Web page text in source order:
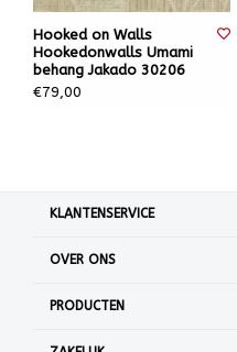
Hooked on Walls
Hookedonwalls Umami
behang Jakado 30206
€79,00
KLANTENSERVICE
OVER ONS
PRODUCTEN